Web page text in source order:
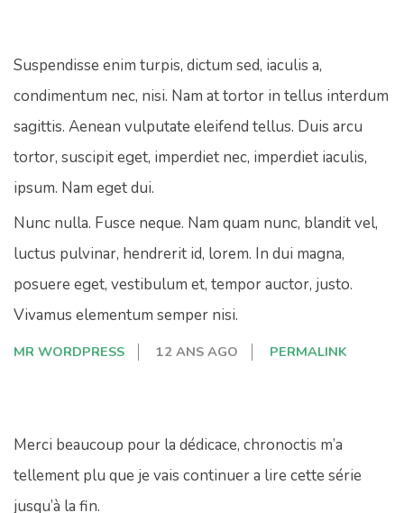
Suspendisse enim turpis, dictum sed, iaculis a,
condimentum nec, nisi. Nam at tortor in tellus interdum
sagittis. Aenean vulputate eleifend tellus. Duis arcu
tortor, suscipit eget, imperdiet nec, imperdiet iaculis,
ipsum. Nam eget dui.
Nunc nulla. Fusce neque. Nam quam nunc, blandit vel,
luctus pulvinar, hendrerit id, lorem. In dui magna,
posuere eget, vestibulum et, tempor auctor, justo.
Vivamus elementum semper nisi.
MR WORDPRESS 12 ANS AGO PERMALINK
Merci beaucoup pour la dédicace, chronoctis m’a
tellement plu que je vais continuer a lire cette série
jusqu’à la fin.